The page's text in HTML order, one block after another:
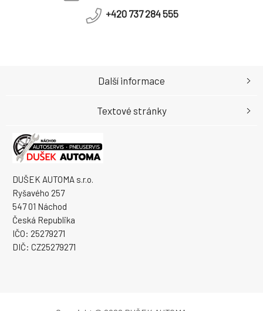
+420 737 284 555
DUŠEK AUTOMA s.r.o.
Ryšavého 257
547 01 Náchod
Česká Republika
IČO: 25279271
DIČ: CZ25279271
Další informace
Textové stránky